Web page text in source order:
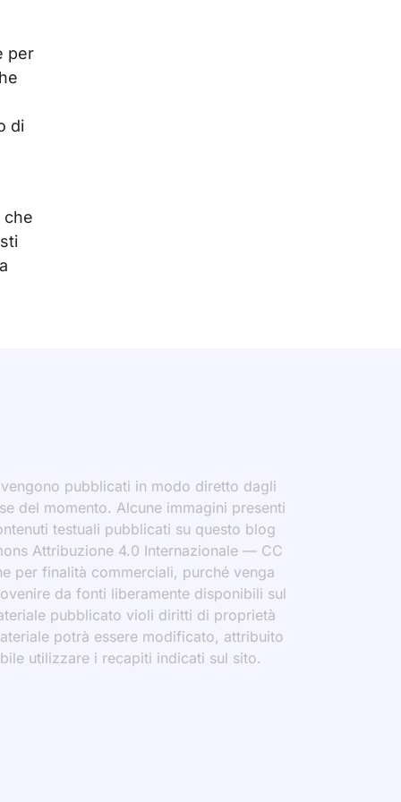
per
di
che
pubblicati in modo diretto dagli
del momento. Alcune immagini presenti
testuali pubblicati su questo blog
Attribuzione 4.0 Internazionale — CC
per finalità commerciali, purché venga
da fonti liberamente disponibili sul
pubblicato violi diritti di proprietà
potrà essere modificato, attribuito
utilizzare i recapiti indicati sul sito.